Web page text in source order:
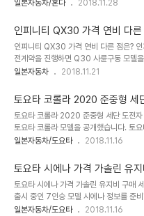
죠. 1. 트림렉서스 NX 모델은 3가지 구성
소개할 NX300h 하..
확인해 보시죠. 혼다 패스포트 새로운
드 차량을 겨냥한 모델을 선보였습니다.
부분 도심형 SUV 라인업 맞춰진 상태죠.
스앤젤레스 모터쇼에서 새로운 SUV 공
던 SUV와 구분 짓는 오프로드 모델을 공
과 달리 오프로드 성능의 장점을 담은 모
일본자동차/혼다 2018.11.28
인피니티 QX30 가격 연비 다른
인피니티 QX30 가격 연비 다른 점은?
전계약을 진행하면 Q30 사륜구동 모델
QX30 가격 및 연비 신차의 궁금할 수 있
데요. 인피니티에서 가장 많은 판매량을
적용한 모델입니다. 따라서 드라이빙 휠의
와 코너링에서 휠의 토크를 분배해 안전
1. 차이점2. QX30 옵션3. 가격 및 세금
로 출시한 모델이라 사륜구동 장점과 옵션
매자라면 QX30 모델 선택..
일본자동차 2018.11.21
토요타 코롤라 2020 준중형 세
토요타 코롤라 2020 준중형 세단 도전
토요타 코롤라 모델을 공개했습니다. 토
와 함께 "세계 자동차 시장을 흔들 준비가
니다. 토요타 새로운 코롤라 어떤 내용을
1. TNGA 플랫폼2. 두 가지 버전3. 제원
요타 코롤라 핵심적인 변화는 디자인의 변
인 TNGA 플랫폼을 사용한 것을 언급합
함을 제공하는 플랫폼을 이용해서 체계적
일본자동차/도요타 2018.11.16
토요타 시에나 가격 가솔린 유
토요타 시에나 가격 가솔린 유지비 구매
출시 중인 7인승 모델 시에나 정보를 준
델의 궁금한 부분을 3가지 정도 요약할 수
일본자동차/도요타 2018.11.16